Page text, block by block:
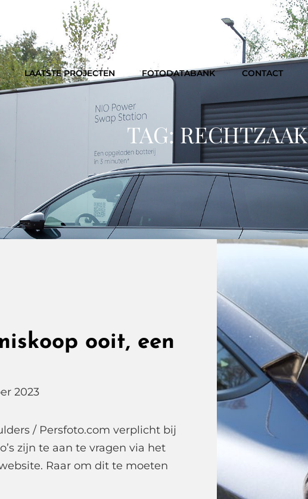
LAATSTE PROJECTEN FOTODATABANK CONTACT
TAG: RECHTZAAK
ooit, een
2023
/ Persfoto.com verplicht bij
zijn te aan te vragen via het
Raar om dit te moeten